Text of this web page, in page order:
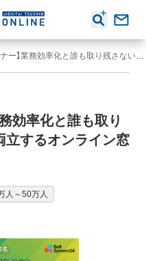
【自治体DXセミナー】業務効率化と誰も取り残さないデジタル化を両立するオンライン窓口とは？
効率化と誰も取り
立するオンライン窓
人～50万人